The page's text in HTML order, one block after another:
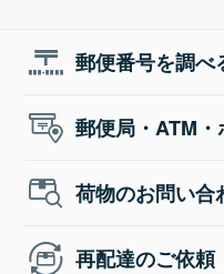
郵便番号を調べ
郵便局・ATM
荷物のお問い合
再配達のご依頼